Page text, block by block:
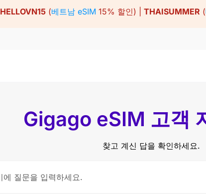
HELLOVN15(베트남 eSIM 15% 할인) | THAISUMMER (
Gigago eSIM 고객
찾고 계신 답을 확인하세요.